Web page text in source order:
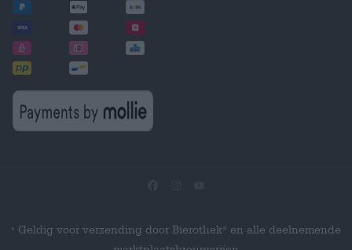
* Geldig voor verzending door Bierothek ®
en alle deelnemende